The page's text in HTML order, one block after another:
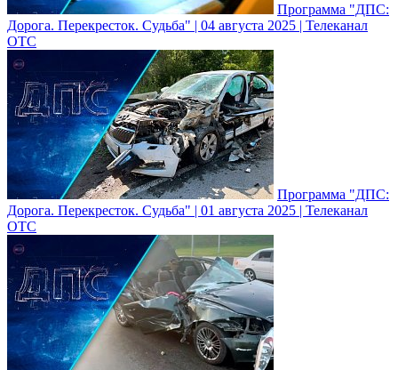
Программа "ДПС:
Дорога. Перекресток. Судьба" | 04 августа 2025 | Телеканал
ОТС
Программа "ДПС:
Дорога. Перекресток. Судьба" | 01 августа 2025 | Телеканал
ОТС